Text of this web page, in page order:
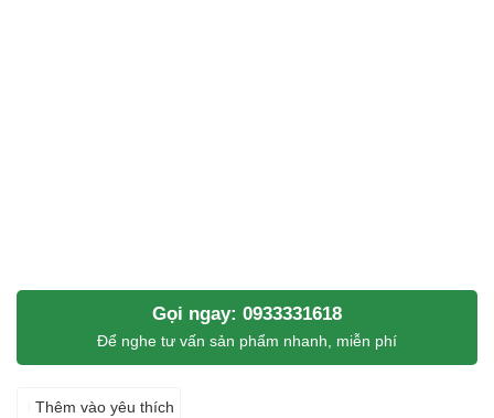
Gọi ngay: 0933331618
Để nghe tư vấn sản phẩm nhanh, miễn phí
Thêm vào yêu thích